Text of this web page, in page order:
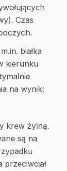
Czas
białka
kierunku
na wynik:
krew żylną.
są na
przeciwciał